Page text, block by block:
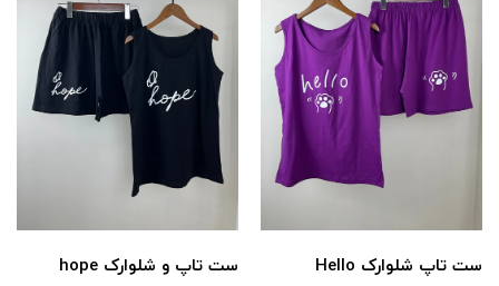
ست تاپ شلوارک Hello
ست تاپ و شلوارک hope